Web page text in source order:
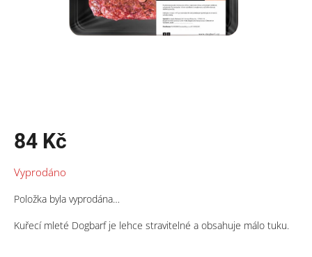
84 Kč
cena:
Vyprodáno
Položka byla vyprodána…
Kuřecí mleté Dogbarf je lehce stravitelné a obsahuje málo tuku.